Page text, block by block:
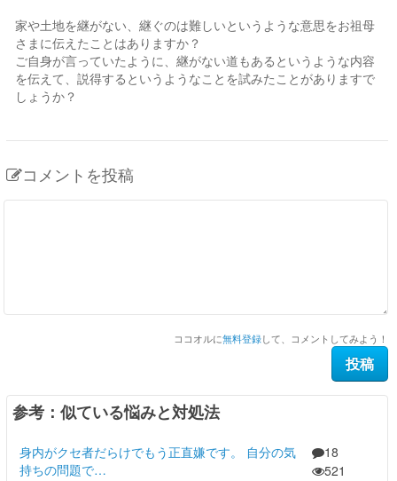
家や土地を継がない、継ぐのは難しいというような意思をお祖母
さまに伝えたことはありますか？
ご自身が言っていたように、継がない道もあるというような内容
を伝えて、説得するというようなことを試みたことがありますで
しょうか？
コメントを投稿
ココオルに無料登録して、コメントしてみよう！
参考：似ている悩みと対処法
身内がクセ者だらけでもう正直嫌です。 自分の気
持ちの問題で…
18
521